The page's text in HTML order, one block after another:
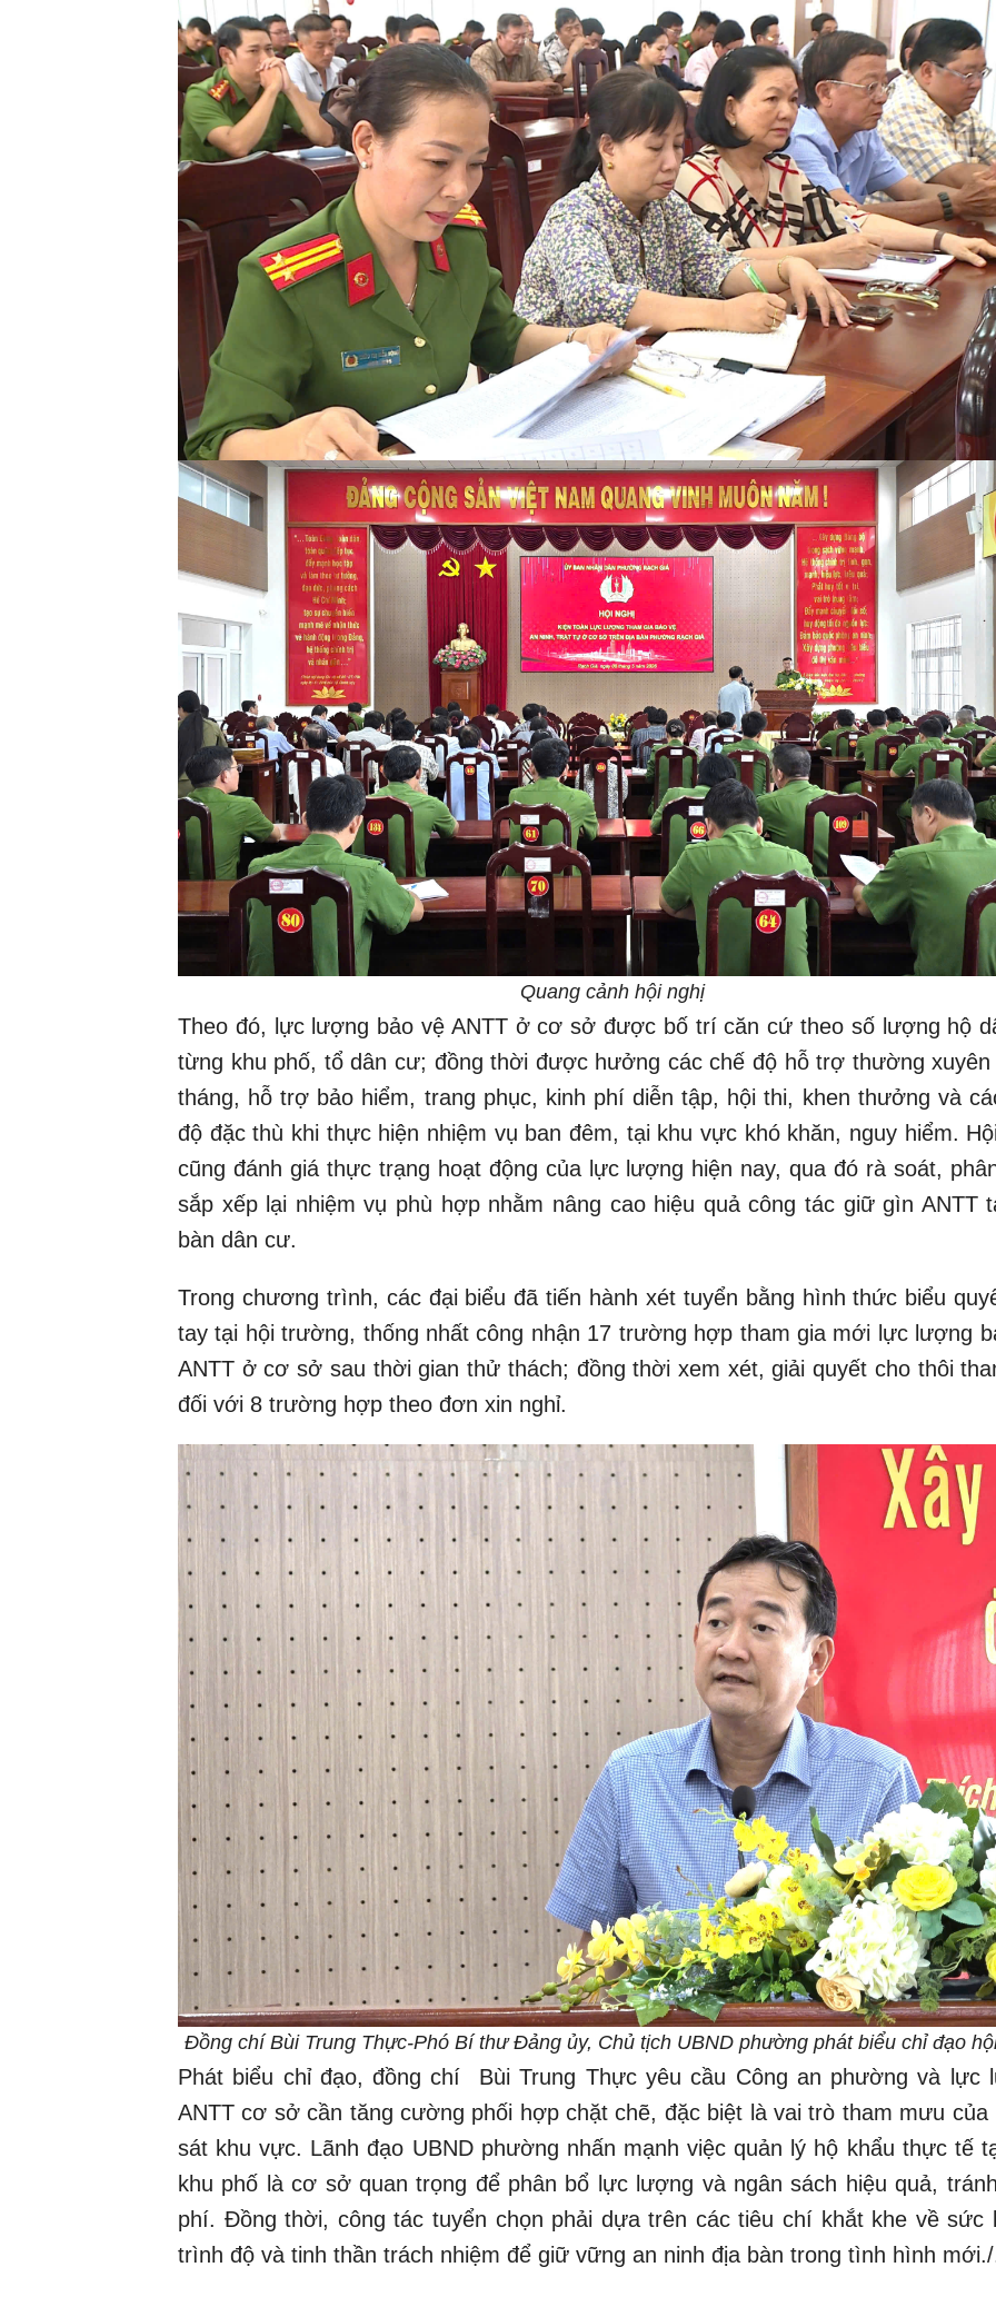
Quang cảnh hội nghị
Theo đó, lực lượng bảo vệ ANTT ở cơ sở được bố trí căn cứ theo số lượng hộ
từng khu phố, tổ dân cư; đồng thời được hưởng các chế độ hỗ trợ thường xuyên
tháng, hỗ trợ bảo hiểm, trang phục, kinh phí diễn tập, hội thi, khen thưởng và
độ đặc thù khi thực hiện nhiệm vụ ban đêm, tại khu vực khó khăn, nguy hiểm.
cũng đánh giá thực trạng hoạt động của lực lượng hiện nay, qua đó rà soát,
sắp xếp lại nhiệm vụ phù hợp nhằm nâng cao hiệu quả công tác giữ gìn ANTT
bàn dân cư.
Trong chương trình, các đại biểu đã tiến hành xét tuyển bằng hình thức biểu
tay tại hội trường, thống nhất công nhận 17 trường hợp tham gia mới lực lượng
ANTT ở cơ sở sau thời gian thử thách; đồng thời xem xét, giải quyết cho thôi
đối với 8 trường hợp theo đơn xin nghỉ.
Đồng chí Bùi Trung Thực-Phó Bí thư Đảng ủy, Chủ tịch UBND phường phát biểu chỉ đạo
Phát biểu chỉ đạo, đồng chí Bùi Trung Thực yêu cầu Công an phường và lực
ANTT cơ sở cần tăng cường phối hợp chặt chẽ, đặc biệt là vai trò tham mưu của
sát khu vực. Lãnh đạo UBND phường nhấn mạnh việc quản lý hộ khẩu thực tế
khu phố là cơ sở quan trọng để phân bổ lực lượng và ngân sách hiệu quả,
phí. Đồng thời, công tác tuyển chọn phải dựa trên các tiêu chí khắt khe về sức
trình độ và tinh thần trách nhiệm để giữ vững an ninh địa bàn trong tình hình